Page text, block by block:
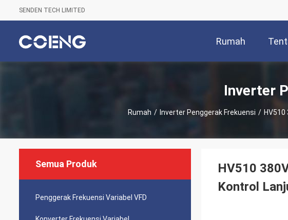
SENDEN TECH LIMITED
Rumah
Inverter
Rumah / Inverter Penggerak Frekuensi /
Semua Produk
Penggerak Frekuensi Variabel VFD
HV510
Kontrol